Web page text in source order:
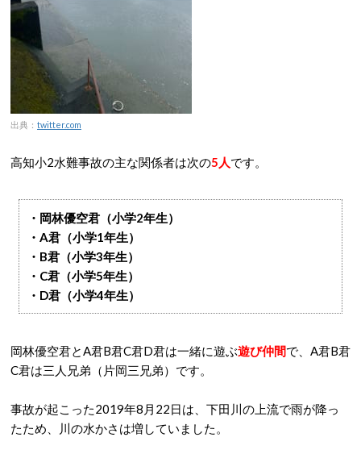
出典： twitter.com
高知小2水難事故の主な関係者は次の5人です。
・岡林優空君（小学2年生）
・A君（小学1年生）
・B君（小学3年生）
・C君（小学5年生）
・D君（小学4年生）
岡林優空君とA君B君C君D君は一緒に遊ぶ遊び仲間で、A君B君
C君は三人兄弟（片岡三兄弟）です。
事故が起こった2019年8月22日は、下田川の上流で雨が降っ
たため、川の水かさは増していました。